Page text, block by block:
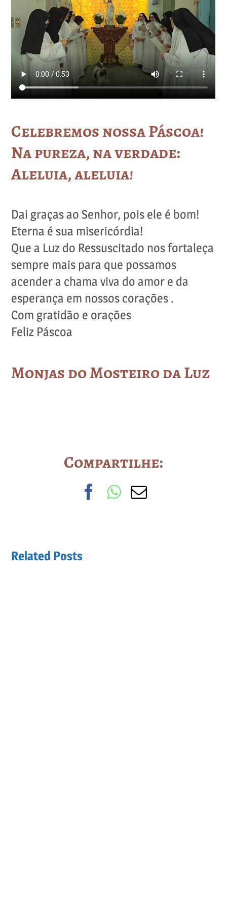
Celebremos nossa Páscoa!
Na pureza, na verdade:
Aleluia, aleluia!
Dai graças ao Senhor, pois ele é bom!
Eterna é sua misericórdia!
Que a Luz do Ressuscitado nos fortaleça
sempre mais para que possamos
acender a chama viva do amor e da
esperança em nossos corações .
Com gratidão e orações
Feliz Páscoa
Monjas do Mosteiro da Luz
Compartilhe:
Facebook
WhatsApp
Email
Related Posts